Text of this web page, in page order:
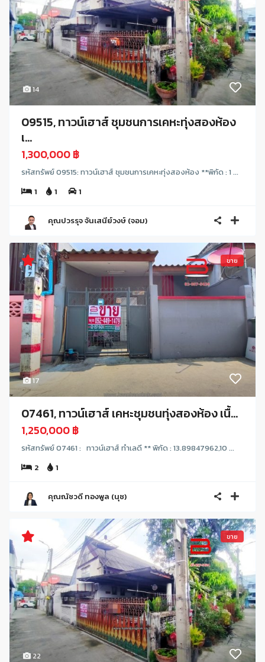
14
09515, ทาวน์เฮาส์ ชุมชนการเคหะทุ่งสองห้อง
เ...
1,300,000 ฿
รหัสทรัพย์ 09515: ทาวน์เฮาส์ ชุมชนการเคหะทุ่งสองห้อง **พิกัด : 1 ...
1
1 1
คุณปวรรุจ จันเสนีย์วงษ์ (จอม)
17
ขาย
07461, ทาวน์เฮาส์ เคหะชุมชนทุ่งสองห้อง เนื้...
1,250,000 ฿
รหัสทรัพย์ 07461 : ทาวน์เฮาส์ ทำเลดี ** พิกัด : 13.89847962,10 ...
2
1
คุณณัชวดี ทองพูล (นุช)
22
ขาย